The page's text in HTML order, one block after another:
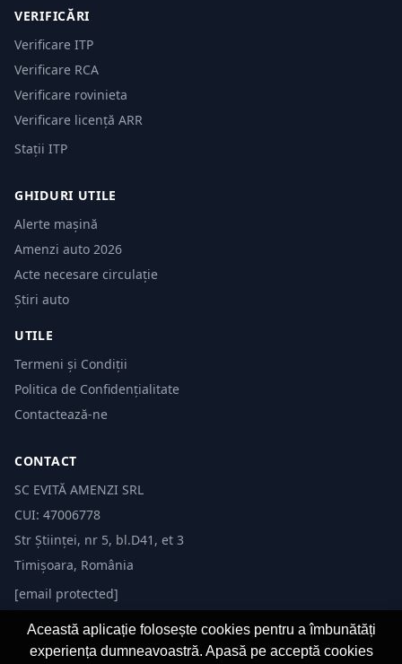
VERIFICĂRI
Verificare ITP
Verificare RCA
Verificare rovinieta
Verificare licență ARR
Stații ITP
GHIDURI UTILE
Alerte mașină
Amenzi auto 2026
Acte necesare circulație
Știri auto
UTILE
Termeni și Condiții
Politica de Confidențialitate
Contactează-ne
CONTACT
SC EVITĂ AMENZI SRL
CUI: 47006778
Str Științei, nr 5, bl.D41, et 3
Timișoara, România
[email protected]
Această aplicație folosește cookies pentru a îmbunătăți
experiența dumneavoastră. Apasă pe acceptă cookies